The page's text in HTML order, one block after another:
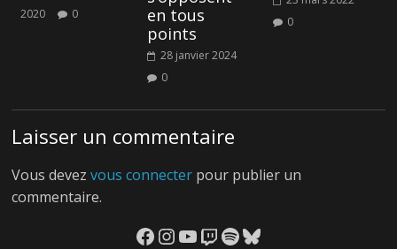
2020
0
en tous
points
28 janvier 2024
0
0
Laisser un commentaire
Vous devezvous connecter pour publier un
commentaire.
Facebook
Instagram
YouTube
Twitch
Spotify
Bluesky